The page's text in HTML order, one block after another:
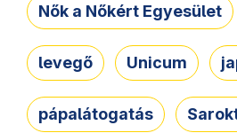
Nők a Nőkért Egyesület
levegő Unicum
pápalátogatás